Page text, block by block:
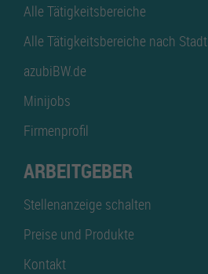
Alle Tätigkeitsbereiche
Alle Tätigkeitsbereiche nach Stadt
azubiBW.de
Minijobs
Firmenprofil
ARBEITGEBER
Stellenanzeige schalten
Preise und Produkte
Kontakt